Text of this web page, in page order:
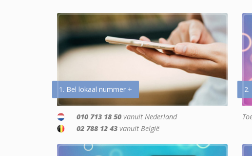
1. Bel lokaal nummer +
010 713 18 50 vanuit Nederland
02 788 12 43 vanuit België